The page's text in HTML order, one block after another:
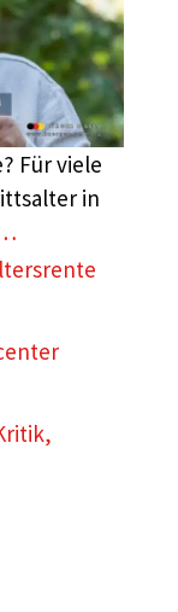
Für viele
in
,